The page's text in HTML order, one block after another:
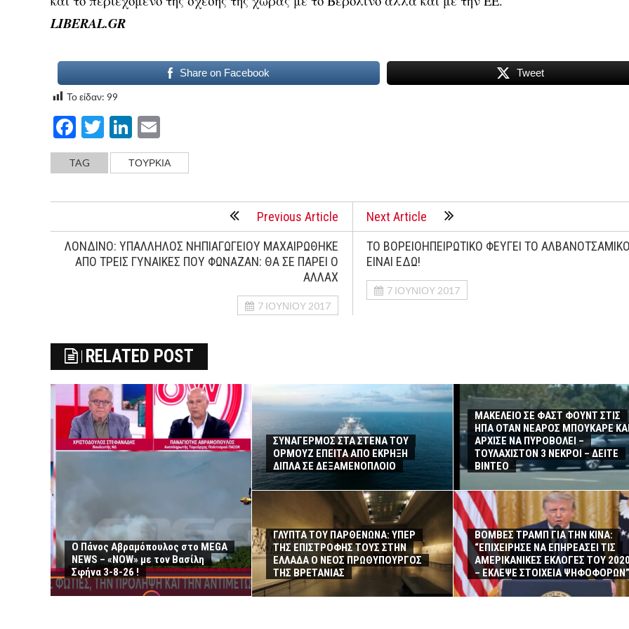
LIBERAL.GR
Share on Facebook
Tweet
Το είδαν: 99
Facebook
TwitterLinkedIn
TAG ΤΟΥΡΚΊΑ
Previous Article
ΛΟΝΔΙΝΟ: ΥΠΑΛΛΗΛΟΣ ΝΗΠΙΑΓΩΓΕΙΟΥ ΜΑΧΑΙΡΩΘΗΚΕ
ΑΠΟ ΤΡΕΙΣ ΓΥΝΑΙΚΕΣ ΠΟΥ ΦΩΝΑΖΑΝ: ΘΑ ΣΕ ΠΑΡΕΙ Ο
ΑΛΛΑΧ
7 ΙΟΥΝΊΟΥ 2017
Next Article
ΤΟ ΒΟΡΕΙΟΗΠΕΙΡΩΤΙΚΟ ΦΕΥΓΕΙ ΤΟ
ΕΙΝΑΙ ΕΔΩ!
7 ΙΟΥΝΊΟΥ 2017
RELATED POST
Ο Πάνος Αβραμόπουλος στο MEGA
NEWS – «NOW» με τον Βασίλη
Σφήνα 3-8-26 !
ΣΥΝΑΓΕΡΜΟΣ ΣΤΑ ΣΤΕΝΑ ΤΟΥ
ΟΡΜΟΥΖ ΕΠΕΙΤΑ ΑΠΟ ΕΚΡΗΞΗ
ΔΙΠΛΑ ΣΕ ΔΕΞΑΜΕΝΟΠΛΟΙΟ
ΜΑΚΕΛΕΙΟ ΣΕ ΦΑΣΤ ΦΟΥΝΤ ΣΤΙΣ
ΗΠΑ ΟΤΑΝ ΝΕΑΡΟΣ ΜΠΟΥΚΑΡΕ
ΑΡΧΙΣΕ ΝΑ ΠΥΡΟΒΟΛΕΙ –
ΤΟΥΛΑΧΙΣΤΟΝ 3 ΝΕΚΡΟΙ – ΔΕΙΤΕ
ΒΙΝΤΕΟ
ΓΛΥΠΤΑ ΤΟΥ ΠΑΡΘΕΝΩΝΑ: ΥΠΕΡ
ΤΗΣ ΕΠΙΣΤΡΟΦΗΣ ΤΟΥΣ ΣΤΗΝ
ΕΛΛΑΔΑ Ο ΝΕΟΣ ΠΡΩΘΥΠΟΥΡΓΟΣ
ΤΗΣ ΒΡΕΤΑΝΙΑΣ
ΒΟΜΒΕΣ ΤΡΑΜΠ ΓΙΑ ΤΗΝ ΚΙΝΑ:
“ΕΠΙΧΕΙΡΗΣΕ ΝΑ ΕΠΗΡΕΑΣΕΙ ΤΙΣ
ΑΜΕΡΙΚΑΝΙΚΕΣ ΕΚΛΟΓΕΣ ΤΟΥ
– ΕΚΛΕΨΕ ΣΤΟΙΧΕΙΑ ΨΗΦΟΦΟΡΩΝ”